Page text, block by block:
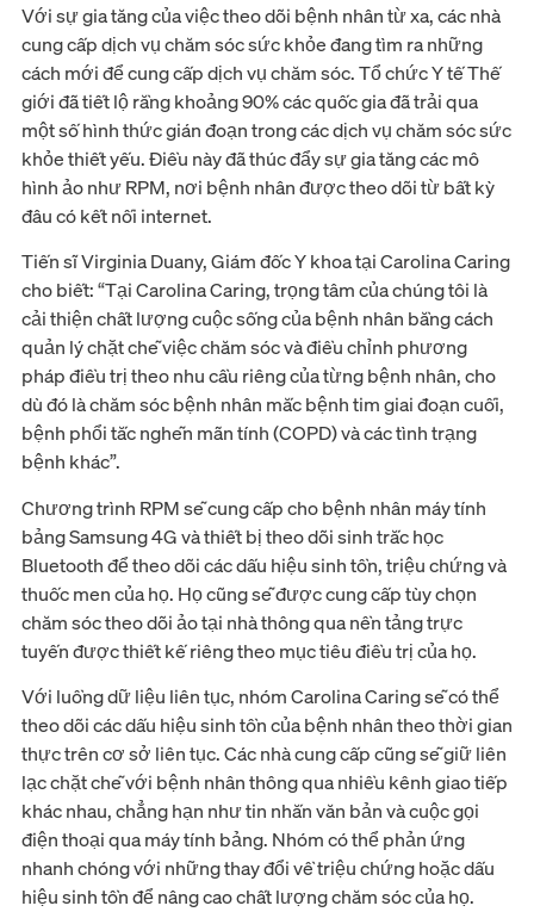
Với sự gia tăng của việc theo dõi bệnh nhân từ xa, các nhà
cung cấp dịch vụ chăm sóc sức khỏe đang tìm ra những
cách mới để cung cấp dịch vụ chăm sóc. Tổ chức Y tế Thế
giới đã tiết lộ rằng khoảng 90% các quốc gia đã trải qua
một số hình thức gián đoạn trong các dịch vụ chăm sóc sức
khỏe thiết yếu. Điều này đã thúc đẩy sự gia tăng các mô
hình ảo như RPM, nơi bệnh nhân được theo dõi từ bất kỳ
đâu có kết nối internet.
Tiến sĩ Virginia Duany, Giám đốc Y khoa tại Carolina Caring
cho biết: “Tại Carolina Caring, trọng tâm của chúng tôi là
cải thiện chất lượng cuộc sống của bệnh nhân bằng cách
quản lý chặt chẽ việc chăm sóc và điều chỉnh phương
pháp điều trị theo nhu cầu riêng của từng bệnh nhân, cho
dù đó là chăm sóc bệnh nhân mắc bệnh tim giai đoạn cuối,
bệnh phổi tắc nghẽn mãn tính (COPD) và các tình trạng
bệnh khác”.
Chương trình RPM sẽ cung cấp cho bệnh nhân máy tính
bảng Samsung 4G và thiết bị theo dõi sinh trắc học
Bluetooth để theo dõi các dấu hiệu sinh tồn, triệu chứng và
thuốc men của họ. Họ cũng sẽ được cung cấp tùy chọn
chăm sóc theo dõi ảo tại nhà thông qua nền tảng trực
tuyến được thiết kế riêng theo mục tiêu điều trị của họ.
Với luồng dữ liệu liên tục, nhóm Carolina Caring sẽ có thể
theo dõi các dấu hiệu sinh tồn của bệnh nhân theo thời gian
thực trên cơ sở liên tục. Các nhà cung cấp cũng sẽ giữ liên
lạc chặt chẽ với bệnh nhân thông qua nhiều kênh giao tiếp
khác nhau, chẳng hạn như tin nhắn văn bản và cuộc gọi
điện thoại qua máy tính bảng. Nhóm có thể phản ứng
nhanh chóng với những thay đổi về triệu chứng hoặc dấu
hiệu sinh tồn để nâng cao chất lượng chăm sóc của họ.